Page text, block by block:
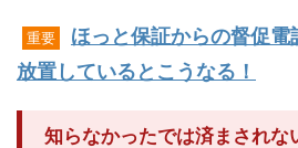
重要
ほっと保証からの督促
放置しているとこうなる！
知らなかったでは済まされな